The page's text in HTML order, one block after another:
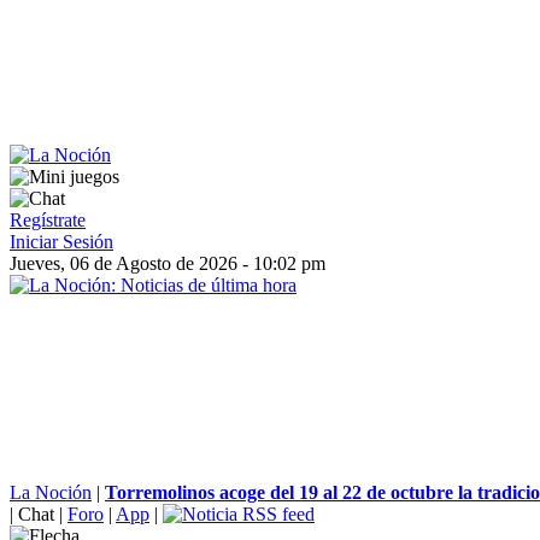
Regístrate
Iniciar Sesión
Jueves, 06 de Agosto de 2026 - 10:02 pm
La Noción | Torremolinos acoge del 19 al 22 de octubre la
| Chat | Foro | App |